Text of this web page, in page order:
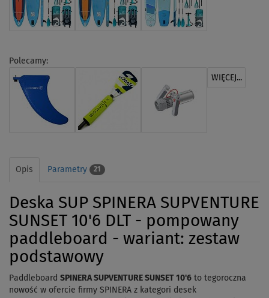
Polecamy:
WIĘCEJ...
Opis Parametry 21
Deska SUP SPINERA SUPVENTURE
SUNSET 10'6 DLT - pompowany
paddleboard - wariant: zestaw
podstawowy
Paddleboard SPINERA SUPVENTURE SUNSET 10'6 to tegoroczna
nowość w ofercie firmy SPINERA z kategori desek